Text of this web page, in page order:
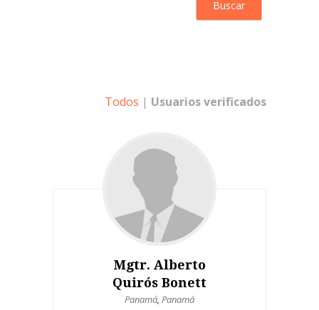
Todos | Usuarios verificados
Mgtr. Alberto
Quirós Bonett
Panamá, Panamá